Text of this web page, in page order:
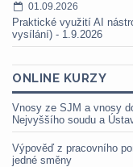
01.09.2026
Praktické využití AI
vysílání) - 1.9.2026
ONLINE KURZY
Vnosy ze SJM a vnosy
Nejvyššího soudu a
Výpověď z pracovního
jedné směny